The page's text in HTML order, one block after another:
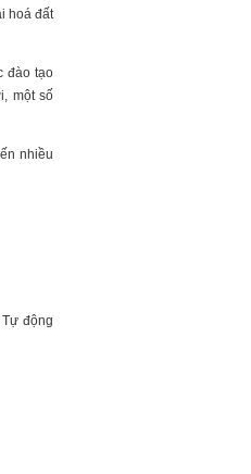
hoá đất
đào tạo
một số
nhiều
động